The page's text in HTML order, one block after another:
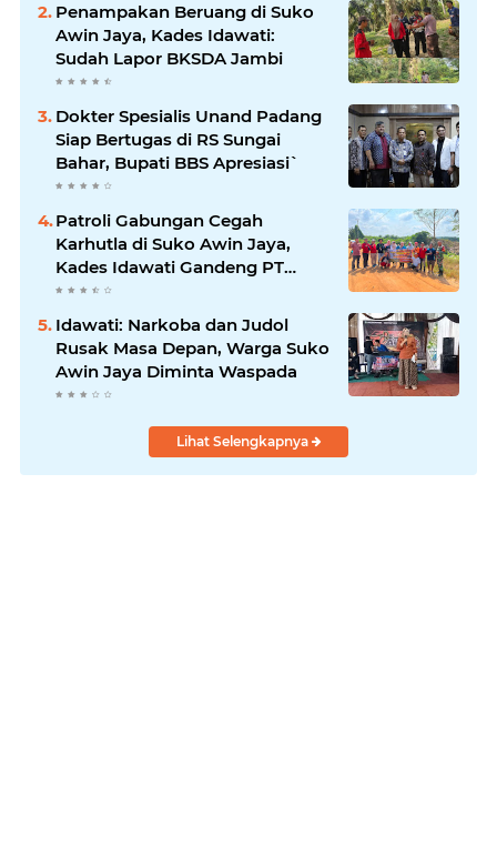
Penampakan Beruang di Suko
Awin Jaya, Kades Idawati:
Sudah Lapor BKSDA Jambi
Dokter Spesialis Unand Padang
Siap Bertugas di RS Sungai
Bahar, Bupati BBS Apresiasi`
Patroli Gabungan Cegah
Karhutla di Suko Awin Jaya,
Kades Idawati Gandeng PT
BBB-S, TNI dan BPD
Idawati: Narkoba dan Judol
Rusak Masa Depan, Warga Suko
Awin Jaya Diminta Waspada
Lihat Selengkapnya